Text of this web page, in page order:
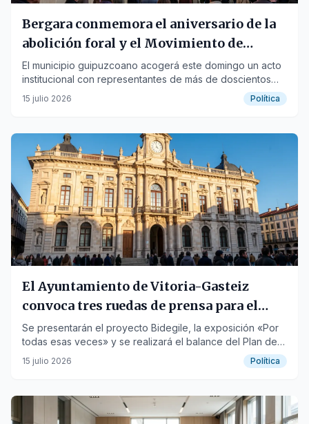
Bergara conmemora el aniversario de la
abolición foral y el Movimiento de
Alcaldes
El municipio guipuzcoano acogerá este domingo un acto
institucional con representantes de más de doscientos
ayuntamientos.
15 julio 2026 Política
El Ayuntamiento de Vitoria-Gasteiz
convoca tres ruedas de prensa para el
jueves
Se presentarán el proyecto Bidegile, la exposición «Por
todas esas veces» y se realizará el balance del Plan de
Barrios Auzoen Hiria.
15 julio 2026 Política